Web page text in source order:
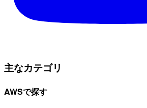
主なカテゴリ
AWSで探す